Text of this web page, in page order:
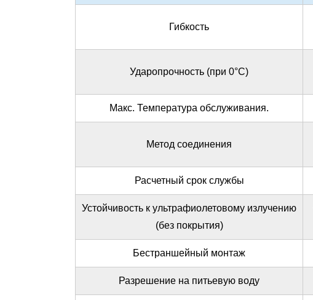
О
11
Часто
Гибкость
Ударопрочность (при 0°C)
Макс. Температура обслуживания.
Метод соединения
Расчетный срок службы
Устойчивость к ультрафиолетовому излучению
(без покрытия)
Бестраншейный монтаж
Разрешение на питьевую воду